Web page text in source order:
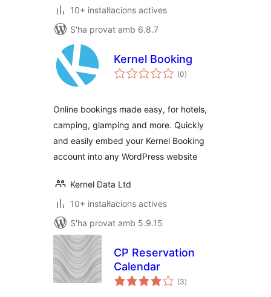
10+ instal·lacions actives
S'ha provat amb 6.8.7
Kernel Booking
(0puntuacions
totals
)
Online bookings made easy, for hotels,
camping, glamping and more. Quickly
and easily embed your Kernel Booking
account into any WordPress website
Kernel Data Ltd
10+ instal·lacions actives
S'ha provat amb 5.9.15
CP Reservation
Calendar
(3puntuacions
totals
)